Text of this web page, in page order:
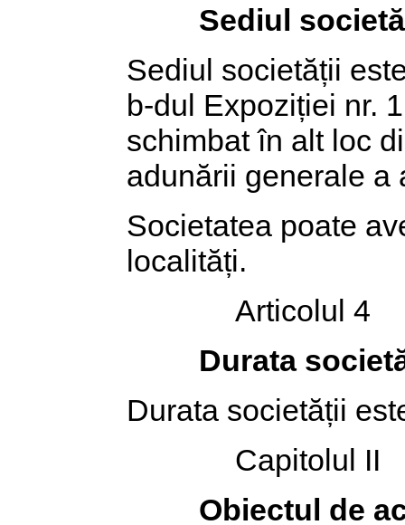
Sediul
Sediul societății
b-dul Expoziției nr.
schimbat în alt loc
adunării generale a
Societatea poate
localități.
Articolul 4
Durata
Durata societății
Capitolul II
Obiectul de